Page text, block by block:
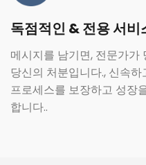
독점적인 & 전용 서비
메시지를 남기면, 전문가가
당신의 처분입니다., 신속
프로세스를 보장하고 성장
합니다..